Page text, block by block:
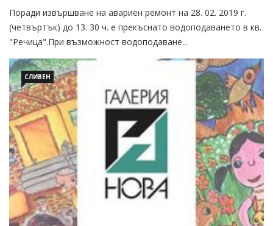
Поради извършване на авариен ремонт на 28. 02. 2019 г.
(четвъртък) до 13. 30 ч. е прекъснато водоподаването в кв.
"Речица".При възможност водоподаване...
СЛИВЕН